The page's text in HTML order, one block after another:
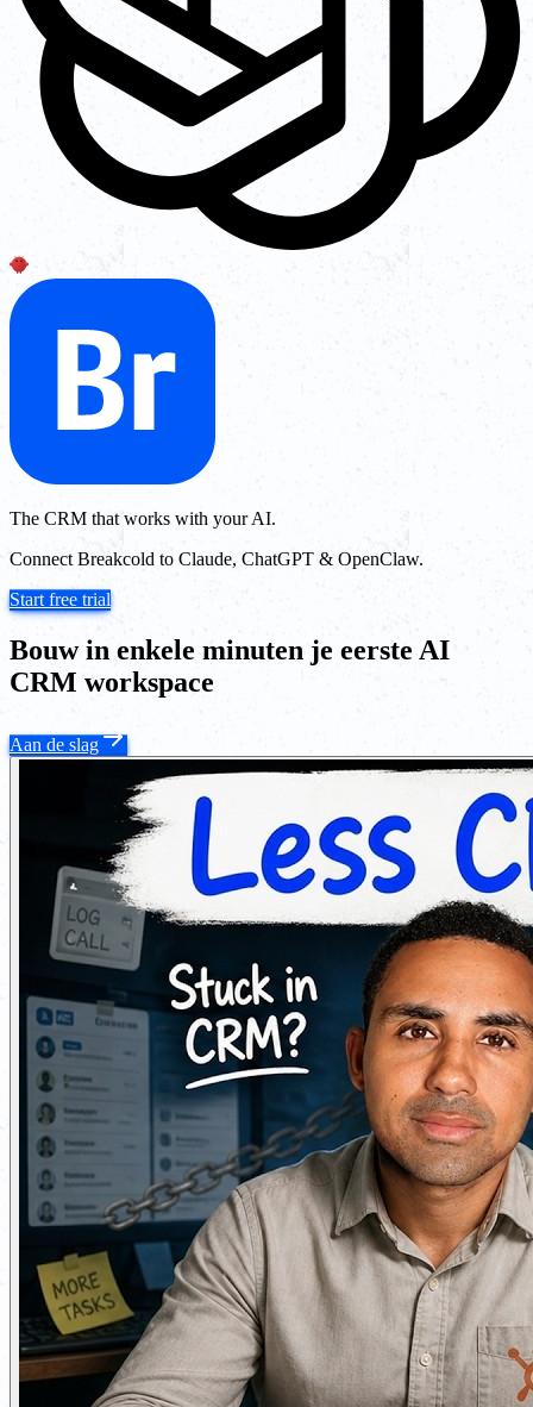
The CRM that works with your AI.
Connect Breakcold to Claude, ChatGPT & OpenClaw.
Start free trial
Bouw in enkele minuten je eerste AI
CRM workspace
Aan de slag